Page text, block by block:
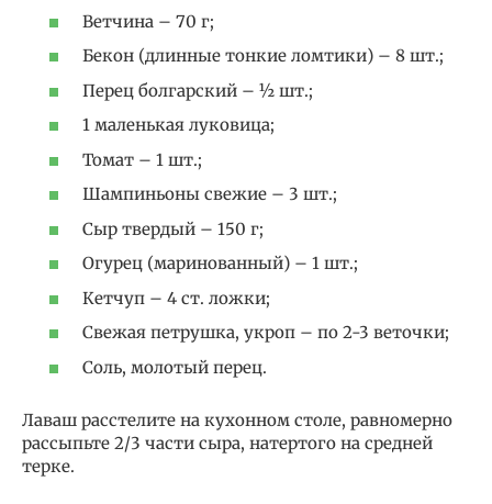
Ветчина – 70 г;
Бекон (длинные тонкие ломтики) – 8 шт.;
Перец болгарский – ½ шт.;
1 маленькая луковица;
Томат – 1 шт.;
Шампиньоны свежие – 3 шт.;
Сыр твердый – 150 г;
Огурец (маринованный) – 1 шт.;
Кетчуп – 4 ст. ложки;
Свежая петрушка, укроп – по 2-3 веточки;
Соль, молотый перец.
Лаваш расстелите на кухонном столе, равномерно
рассыпьте 2/3 части сыра, натертого на средней
терке.